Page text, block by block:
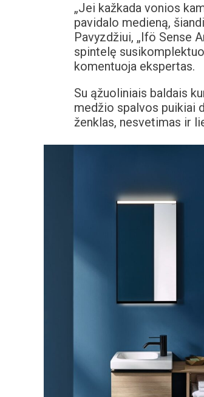
„Jei kažkada vonios
pavidalo medieną,
Pavyzdžiui, „Ifö Sense
spintelę
komentuoja ekspertas.
Su ąžuoliniais baldais
medžio spalvos puikiai
ženklas, nesvetimas ir